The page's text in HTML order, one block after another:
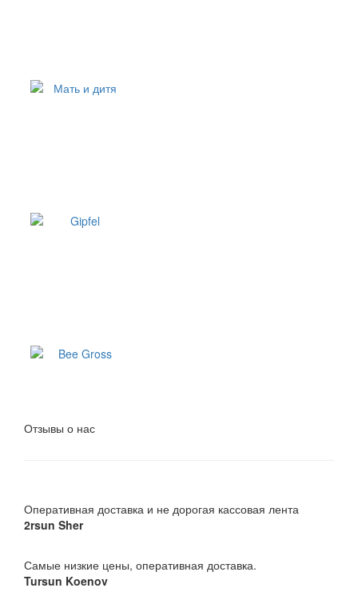
Отзывы о нас
Оперативная доставка и не дорогая кассовая лента
2rsun Sher
Самые низкие цены, оперативная доставка.
Tursun Koenov